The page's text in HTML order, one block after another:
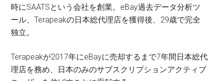
時にSAATSという会社を創業。eBay過去データ分析ツ
ール、Terapeakの日本総代理店を獲得後、29歳で完全
独立。
Terapeakが2017年にeBayに売却するまで7年間日本総代
理店を務め、日本のみのサブスクリプションアクティブ